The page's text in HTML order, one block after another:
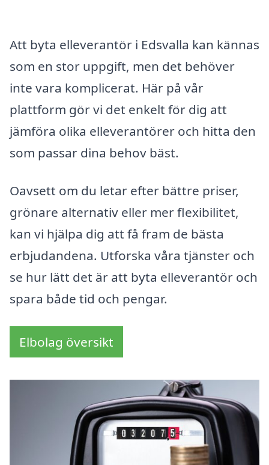
Att byta elleverantör i Edsvalla kan kännas
som en stor uppgift, men det behöver
inte vara komplicerat. Här på vår
plattform gör vi det enkelt för dig att
jämföra olika elleverantörer och hitta den
som passar dina behov bäst.
Oavsett om du letar efter bättre priser,
grönare alternativ eller mer flexibilitet,
kan vi hjälpa dig att få fram de bästa
erbjudandena. Utforska våra tjänster och
se hur lätt det är att byta elleverantör och
spara både tid och pengar.
Elbolag översikt